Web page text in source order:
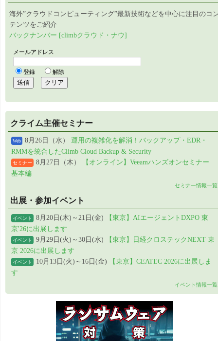
海外”クラウドコンピューティング”最新技術などを中心に注目のコ
テンツをご紹介
バックナンバー [climbクラウド・ナウ]
クライム主催セミナー
Web 8月26日（水） 運用の複雑化を解消！バックアップ・EDR・
RMMを統合したClimb Cloud Backup & Security
セミナー 8月27日（木）
【オンライン】Veeamハンズオンセミナー
基本編
セミナー情報一覧
出展・参加イベント
イベント 8月20日(木)～21日(金)
【東京】AIエージェントDXPO 東
京'26に出展します
イベント 9月29日(火)～30日(水)
【東京】日経クロステックNEXT 東
京 2026に出展します
イベント 10月13日(火)～16日(金)
【東京】CEATEC 2026に出展しま
す
イベント情報一覧